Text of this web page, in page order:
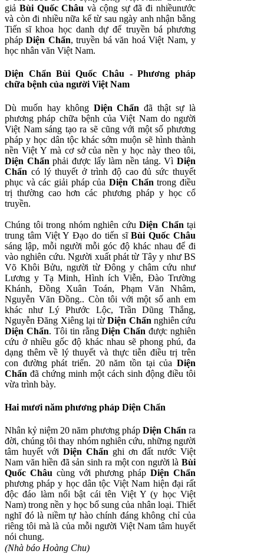
giả Bùi Quốc Châu và cộng sự đã đi nhiềunước
và còn đi nhiều nữa kể từ sau ngày anh nhận bằng
Tiến sĩ khoa học danh dự để truyền bá phương
phápDiện Chẩn, truyền bá văn hoá Việt Nam, y
học nhân văn Việt Nam.
Diện Chẩn Bùi Quốc Châu - Phương pháp
chữa bệnh của người Việt Nam
Dù muốn hay không Diện Chẩn đã thật sự là
phương pháp chữa bệnh của Việt Nam do người
Việt Nam sáng tạo ra sẽ cũng với một số phương
pháp y học dân tộc khác sớm muộn sẽ hình thành
nền Việt Y mà cơ sở của nền y học này theo tôi,
Diện Chẩn phải được lấy làm nền tảng. VìDiện
Chẩn có lý thuyết ở trình độ cao đủ sức thuyết
phục và các giải pháp của Diện Chẩn trong điều
trị thường cao hơn các phương pháp y học cổ
truyền.
Chúng tôi trong nhóm nghiên cứu Diện Chẩn tại
trung tâm Việt Y Đạo do tiến sĩBùi Quốc Châu
sáng lập, mỗi người mỗi góc độ khác nhau để đi
vào nghiên cứu. Người xuất phát từ Tây y như BS
Võ Khôi Bửu, người từ Đông y châm cứu như
Lương y Tạ Minh, Hình ích Viễn, Đào Trường
Khánh, Đồng Xuân Toán, Phạm Văn Nhâm,
Nguyễn Văn Đồng.. Còn tôi với một số anh em
khác như Lý Phước Lộc, Trần Dũng Thắng,
Nguyễn Đăng Xiêng lại từDiện Chẩn nghiên cứu
Diện Chẩn. Tôi tin rằngDiện Chẩn được nghiên
cứu ở nhiều gốc độ khác nhau sẽ phong phú, đa
dạng thêm về lý thuyết và thực tiễn điều trị trên
con đường phát triển. 20 năm tồn tại của Diện
Chẩn đã chứng minh một cách sinh động điều tôi
vừa trình bày.
Hai mươi năm phương pháp Diện Chẩn
Nhân kỷ niệm 20 năm phương pháp Diện Chẩn ra
đời, chúng tôi thay nhóm nghiên cứu, những người
tâm huyết với Diện Chẩn ghi ơn đất nước Việt
Nam văn hiền đã sản sinh ra một con người là Bùi
Quốc Châu cùng với phương pháp Diện Chẩn
phương pháp y học dân tộc Việt Nam hiện đại rất
độc đáo làm nổi bật cái tên Việt Y (y học Việt
Nam) trong nền y học bổ sung của nhân loại. Thiết
nghĩ đó là niềm tự hào chính đáng không chỉ của
riêng tôi mà là của mỗi người Việt Nam tâm huyết
nói chung.
(Nhà báo Hoàng Chu)